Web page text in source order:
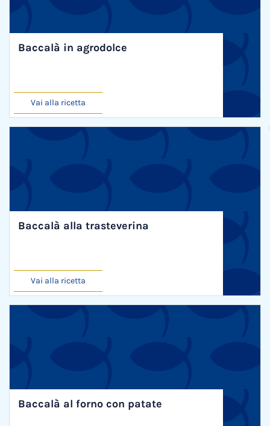
Baccalà in agrodolce
Vai alla ricetta
Baccalà alla trasteverina
Vai alla ricetta
Baccalà al forno con patate